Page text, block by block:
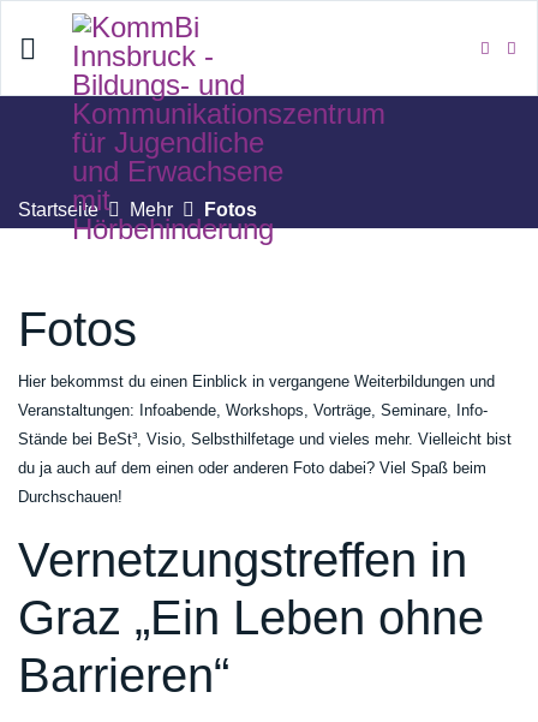
Startseite Mehr Fotos
Fotos
Hier bekommst du einen Einblick in vergangene Weiterbildungen und
Veranstaltungen: Infoabende, Workshops, Vorträge, Seminare, Info-
Stände bei BeSt³, Visio, Selbsthilfetage und vieles mehr. Vielleicht bist
du ja auch auf dem einen oder anderen Foto dabei? Viel Spaß beim
Durchschauen!
Vernetzungstreffen in
Graz „Ein Leben ohne
Barrieren“